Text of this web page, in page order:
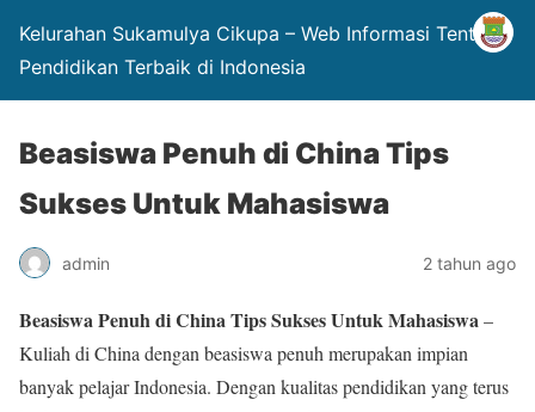
Kelurahan Sukamulya Cikupa – Web Informasi Tentang
Pendidikan Terbaik di Indonesia
Beasiswa Penuh di China Tips
Sukses Untuk Mahasiswa
admin 2 tahun ago
Beasiswa Penuh di China Tips Sukses Untuk Mahasiswa–
Kuliah di China dengan beasiswa penuh merupakan impian
banyak pelajar Indonesia. Dengan kualitas pendidikan yang terus